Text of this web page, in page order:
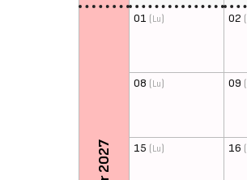
01 (Lu) 02 (
08 (Lu) 09 (
15 (Lu) 16 (